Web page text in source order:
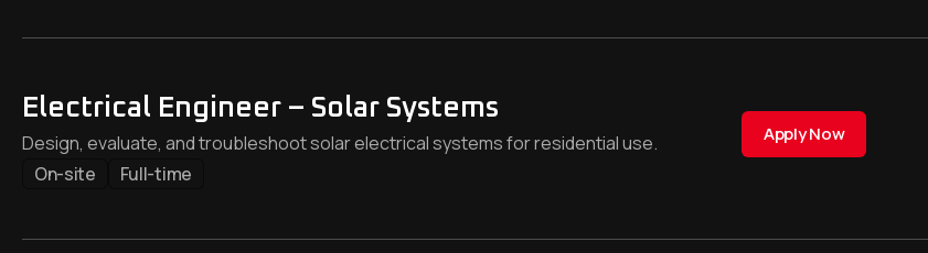
Electrical Engineer – Solar Systems
Design, evaluate, and troubleshoot solar electrical systems for residential use.
On-site
Full-time
Apply Now